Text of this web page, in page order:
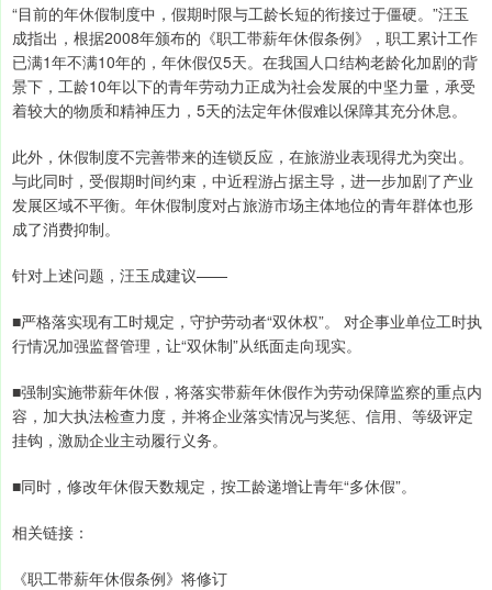
“目前的年休假制度中，假期时限与工龄长短的衔接过于僵硬。”汪玉
成指出，根据2008年颁布的《职工带薪年休假条例》，职工累计工作
已满1年不满10年的，年休假仅5天。在我国人口结构老龄化加剧的背
景下，工龄10年以下的青年劳动力正成为社会发展的中坚力量，承受
着较大的物质和精神压力，5天的法定年休假难以保障其充分休息。
此外，休假制度不完善带来的连锁反应，在旅游业表现得尤为突出。
与此同时，受假期时间约束，中近程游占据主导，进一步加剧了产业
发展区域不平衡。年休假制度对占旅游市场主体地位的青年群体也形
成了消费抑制。
针对上述问题，汪玉成建议——
■严格落实现有工时规定，守护劳动者“双休权”。 对企事业单位工时执
行情况加强监督管理，让“双休制”从纸面走向现实。
■强制实施带薪年休假，将落实带薪年休假作为劳动保障监察的重点内
容，加大执法检查力度，并将企业落实情况与奖惩、信用、等级评定
挂钩，激励企业主动履行义务。
■同时，修改年休假天数规定，按工龄递增让青年“多休假”。
相关链接：
《职工带薪年休假条例》将修订